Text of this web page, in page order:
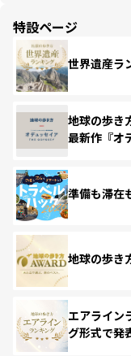
特設ページ
世界遺産ラ
地球の歩き
最新作『オ
準備も滞在
地球の歩き
エアライン
グ形式で発